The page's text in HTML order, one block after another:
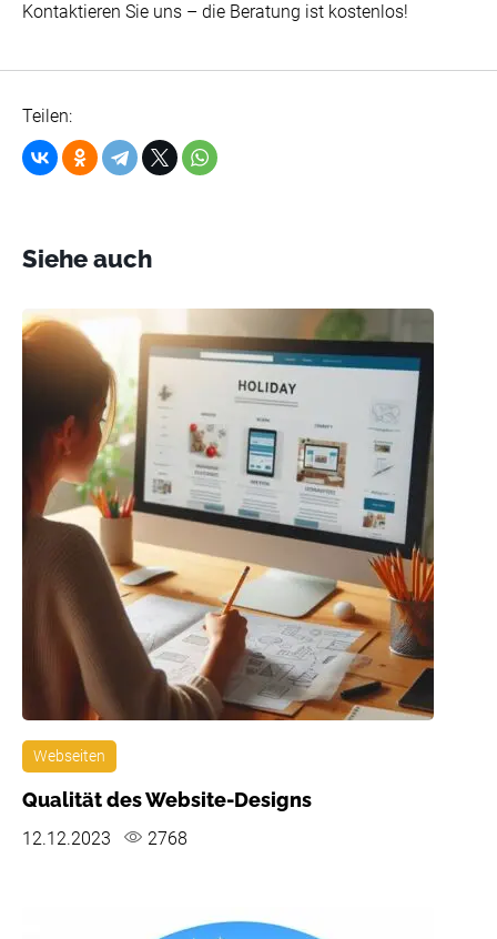
Kontaktieren Sie uns – die Beratung ist kostenlos!
Teilen:
Siehe auch
Webseiten
Qualität des Website-Designs
12.12.2023 2768